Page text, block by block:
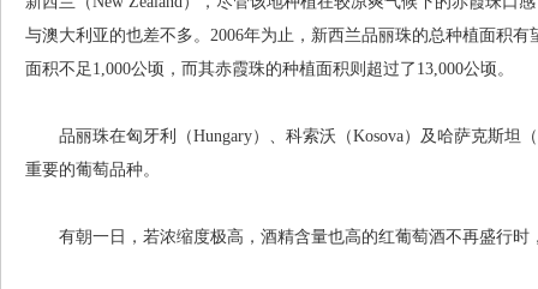
与澳大利亚的也差不多。2006年为止，新西兰品丽珠的总种植面积
面积不足1,000公顷，而其赤霞珠的种植面积则超过了13,000公顷。
品丽珠在匈牙利（Hungary）、科索沃（Kosova）及哈萨克斯坦（
重要的葡萄品种。
有朝一日，若浓缩度极高，酒精含量也高的红葡萄酒不再盛行时